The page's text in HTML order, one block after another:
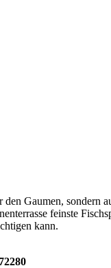
den Gaumen,
feinste
kann.